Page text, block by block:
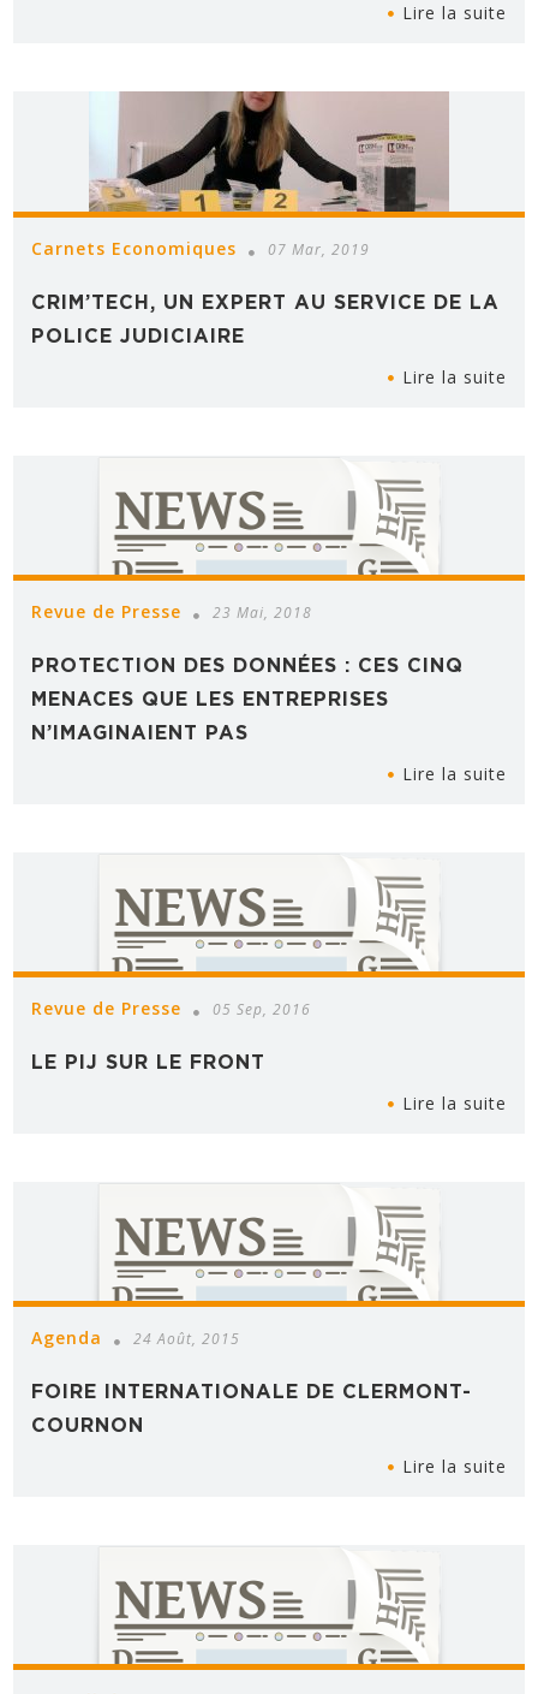
Lire la suite
Carnets Economiques 07 Mar, 2019
CRIM’TECH, UN EXPERT AU SERVICE DE LA
POLICE JUDICIAIRE
Lire la suite
Revue de Presse 23 Mai, 2018
PROTECTION DES DONNÉES : CES CINQ
MENACES QUE LES ENTREPRISES
N’IMAGINAIENT PAS
Lire la suite
Revue de Presse 05 Sep, 2016
LE PIJ SUR LE FRONT
Lire la suite
Agenda 24 Août, 2015
FOIRE INTERNATIONALE DE CLERMONT-
COURNON
Lire la suite